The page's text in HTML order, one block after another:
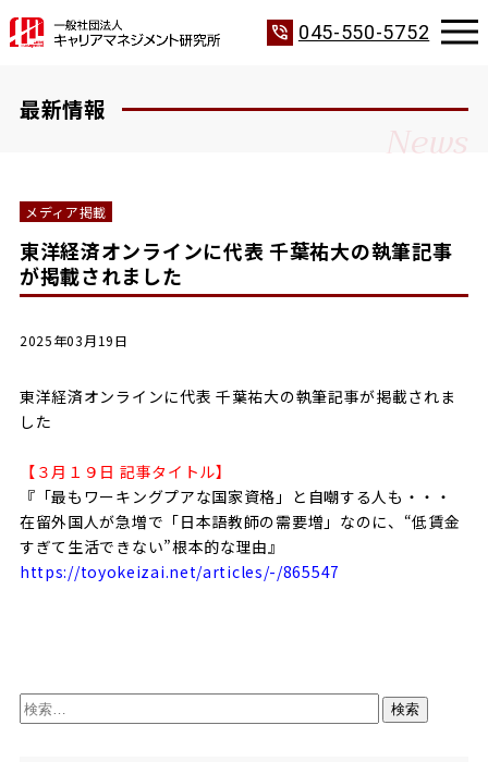
phone_in_talk 045-550-5752
最新情報
News
メディア掲載
東洋経済オンラインに代表 千葉祐大の執筆記事
が掲載されました
2025年03月19日
東洋経済オンラインに代表 千葉祐大の執筆記事が掲載されま
した
【 ３月１９日 記事タイトル】
『「最もワーキングプアな国家資格」と自嘲する人も・・・
在留外国人が急増で「日本語教師の需要増」なのに、“低賃金
すぎて生活できない”根本的な理由』
https://toyokeizai.net/articles/-/865547
検
索: